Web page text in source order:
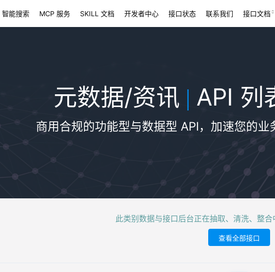
智能搜索 MCP 服务 SKILL 文档 开发者中心 接口状态 联系我们 接口文档
元数据/资讯 | API 列
商用合规的功能型与数据型 API，加速您的业
此类别数据与接口后台正在抽取、清洗、整
查看全部接口